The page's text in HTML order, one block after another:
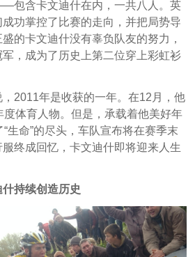
包含卡文迪什在内，一共八人。英
功掌控了比赛的走向，并把局势导
的卡文迪什没有辜负队友的努力，
，成为了历史上第二位穿上彩虹衫
2011年是收获的一年。在12月，他
体育人物。但是，承载着他美好年
生命”的尽头，车队宣布将在赛季末
终成回忆，卡文迪什即将迎来人生
持续创造历史